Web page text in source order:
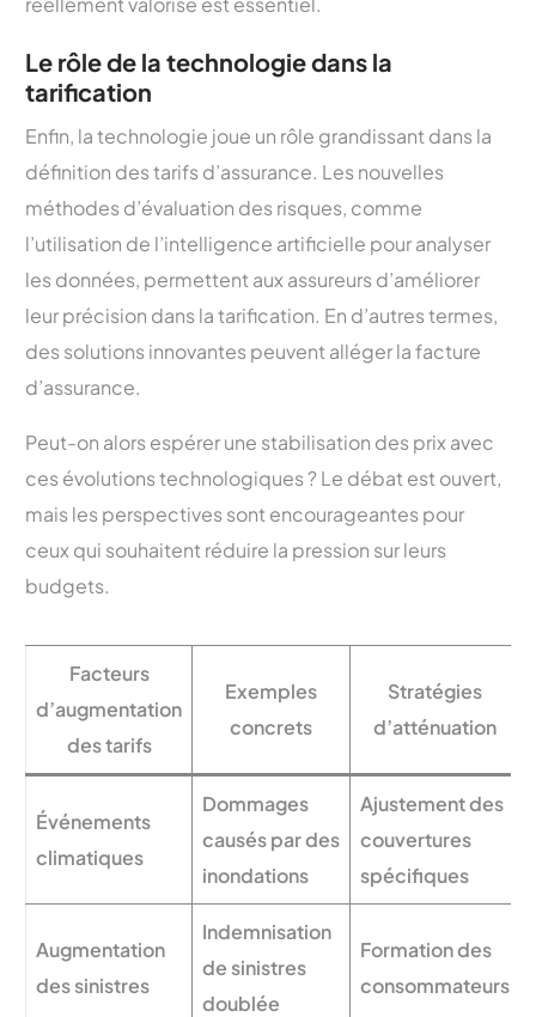
Le rôle de la technologie dans la
tarification
Enfin, la technologie joue un rôle grandissant dans la
définition des tarifs d’assurance. Les nouvelles
méthodes d’évaluation des risques, comme
l’utilisation de l’intelligence artificielle pour analyser
les données, permettent aux assureurs d’améliorer
leur précision dans la tarification. En d’autres termes,
des solutions innovantes peuvent alléger la facture
d’assurance.
Peut-on alors espérer une stabilisation des prix avec
ces évolutions technologiques ? Le débat est ouvert,
mais les perspectives sont encourageantes pour
ceux qui souhaitent réduire la pression sur leurs
budgets.
Facteurs
d’augmentation
des tarifs
Exemples
concrets
Stratégies
d’atténuation
Événements
climatiques
Dommages
causés par des
inondations
Ajustement des
couvertures
spécifiques
Augmentation
des sinistres
Indemnisation
de sinistres
doublée
Formation des
consommateurs